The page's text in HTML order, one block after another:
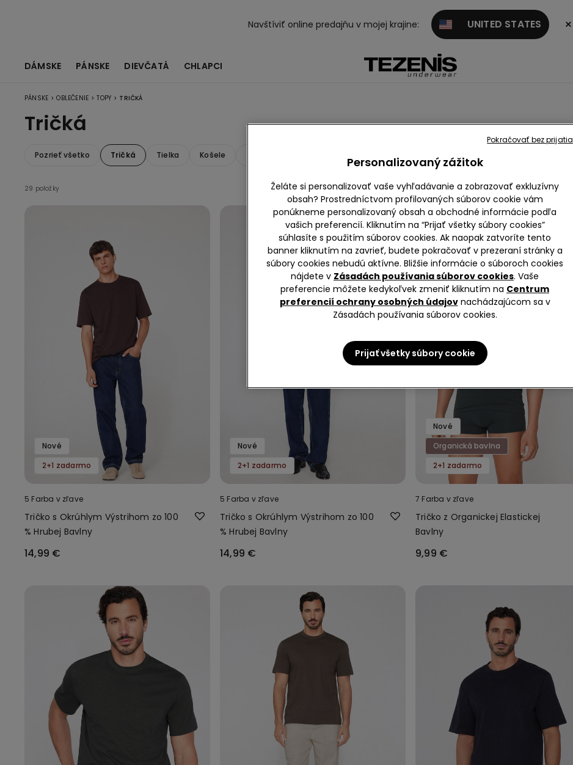
Navštíviť online predajňu v mojej krajine: UNITED STATES ×
DÁMSKE PÁNSKE DIEVČATÁ CHLAPCI
PÁNSKE > OBLEČENIE > TOPY > TRIČKÁ
Tričká
Pozrieť všetko Tričká Tielka Košele Termo topy
29 položky
Nové
2+1 zadarmo
5 Farba v zľave
Tričko s Okrúhlym Výstrihom zo 100
% Hrubej Bavlny
14,99 €
Nové
2+1 zadarmo
5 Farba v zľave
Tričko s Okrúhlym Výstrihom zo 100
% Hrubej Bavlny
14,99 €
Nové
Organická bavlna
2+1 zadarmo
7 Farba v zľave
Tričko z Organickej Elastickej
Bavlny
9,99 €
Personalizovaný zážitok
Želáte si personalizovať vaše vyhľadávanie a zobrazovať exkluzívny
obsah? Prostredníctvom profilovaných súborov cookie vám
ponúkneme personalizovaný obsah a obchodné informácie podľa
vašich preferencií. Kliknutím na “Prijať všetky súbory cookies”
súhlasíte s použitím súborov cookies. Ak naopak zatvoríte tento
banner kliknutím na zavrieť, budete pokračovať v prezeraní stránky a
súbory cookies nebudú aktívne. Bližšie informácie o súboroch cookies
nájdete v Zásadách používania súborov cookies. Vaše
preferencie môžete kedykoľvek zmeniť kliknutím na Centrum
preferencií ochrany osobných údajovnachádzajúcom sa v
Zásadách používania súborov cookies.
Prijať všetky súbory cookie
Pokračovať bez prijatia